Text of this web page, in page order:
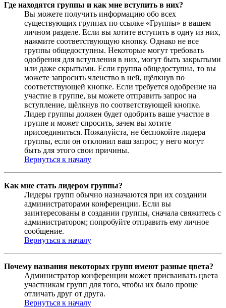
Где находятся группы и как мне вступить в них?
Вы можете получить информацию обо всех
существующих группах по ссылке «Группы» в вашем
личном разделе. Если вы хотите вступить в одну из них,
нажмите соответствующую кнопку. Однако не все
группы общедоступны. Некоторые могут требовать
одобрения для вступления в них, могут быть закрытыми
или даже скрытыми. Если группа общедоступна, то вы
можете запросить членство в ней, щёлкнув по
соответствующей кнопке. Если требуется одобрение на
участие в группе, вы можете отправить запрос на
вступление, щёлкнув по соответствующей кнопке.
Лидер группы должен будет одобрить ваше участие в
группе и может спросить, зачем вы хотите
присоединиться. Пожалуйста, не беспокойте лидера
группы, если он отклонил ваш запрос; у него могут
быть для этого свои причины.
Вернуться к началу
Как мне стать лидером группы?
Лидеры групп обычно назначаются при их создании
администраторами конференции. Если вы
заинтересованы в создании группы, сначала свяжитесь с
администратором; попробуйте отправить ему личное
сообщение.
Вернуться к началу
Почему названия некоторых групп имеют разные цвета?
Администратор конференции может присваивать цвета
участникам групп для того, чтобы их было проще
отличать друг от друга.
Вернуться к началу